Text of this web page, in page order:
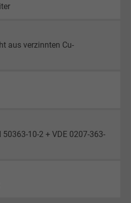
aus verzinnten Cu-
50363-10-2 + VDE 0207-363-